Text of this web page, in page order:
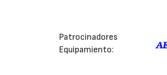
Patrocinadores
Equipamiento: